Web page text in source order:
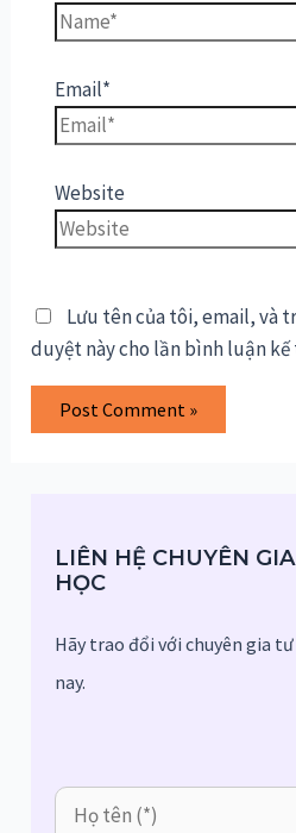
Email*
Website
Lưu tên của tôi, email, và
duyệt này cho lần bình luận kế
LIÊN HỆ CHUYÊN
HỌC
Hãy trao đổi với chuyên gia
nay.